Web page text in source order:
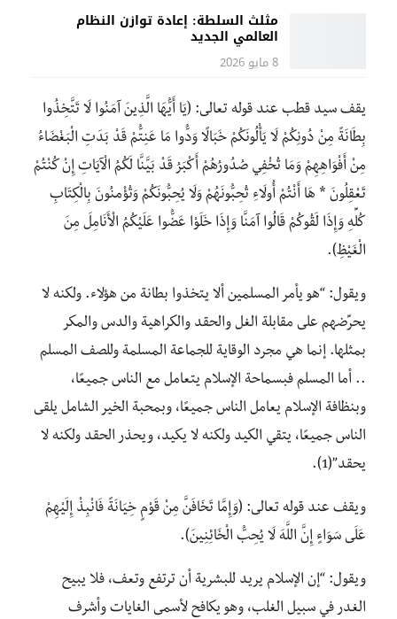
مثلث السلطة: إعادة توازن النظام
العالمي الجديد
8 مايو 2026
يقف سيد قطب عند قوله تعالى: (يَا أَيُّهَا الَّذِينَ آمَنُوا لَا تَتَّخِذُوا
بِطَانَةً مِنْ دُونِكُمْ لَا يَأْلُونَكُمْ خَبَالًا وَدُّوا مَا عَنِتُّمْ قَدْ بَدَتِ الْبَغْضَاءُ
مِنْ أَفْوَاهِهِمْ وَمَا تُخْفِي صُدُورُهُمْ أَكْبَرُ قَدْ بَيَّنَّا لَكُمُ الْآيَاتِ إِنْ كُنْتُمْ
تَعْقِلُونَ * هَا أَنْتُمْ أُولَاءِ تُحِبُّونَهُمْ وَلَا يُحِبُّونَكُمْ وَتُؤْمِنُونَ بِالْكِتَابِ
كُلِّهِ وَإِذَا لَقُوكُمْ قَالُوا آمَنَّا وَإِذَا خَلَوْا عَضُّوا عَلَيْكُمُ الْأَنَامِلَ مِنَ
الْغَيْظِ).
ويقول: “هو يأمر المسلمين ألا يتخذوا بطانة من هؤلاء. ولكنه لا
يحرِّضهم على مقابلة الغل والحقد والكراهية والدس والمكر
بمثلها. إنما هي مجرد الوقاية للجماعة المسلمة وللصف المسلم
.. أما المسلم فبسماحة الإسلام يتعامل مع الناس جميعًا،
وبنظافة الإسلام يعامل الناس جميعًا، وبمحبة الخير الشامل يلقى
الناس جميعًا، يتقي الكيد ولكنه لا يكيد، ويحذر الحقد ولكنه لا
يحقد”(1).
ويقف عند قوله تعالى: (وَإِمَّا تَخَافَنَّ مِنْ قَوْمٍ خِيَانَةً فَانْبِذْ إِلَيْهِمْ
عَلَى سَوَاءٍ إِنَّ اللَّهَ لَا يُحِبُّ الْخَائِنِينَ).
ويقول: “إن الإسلام يريد للبشرية أن ترتفع وتعف، فلا يبيح
الغدر في سبيل الغلب، وهو يكافح لأسمى الغايات وأشرف